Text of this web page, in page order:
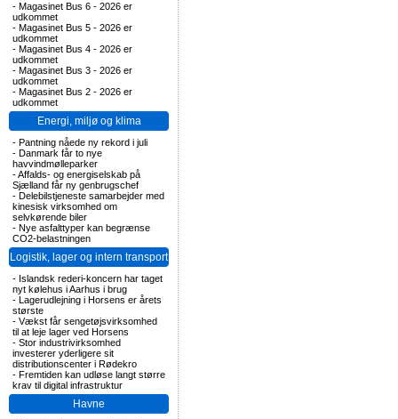
- Magasinet Bus 6 - 2026 er
udkommet
- Magasinet Bus 5 - 2026 er
udkommet
- Magasinet Bus 4 - 2026 er
udkommet
- Magasinet Bus 3 - 2026 er
udkommet
- Magasinet Bus 2 - 2026 er
udkommet
Energi, miljø og klima
- Pantning nåede ny rekord i juli
- Danmark får to nye
havvindmølleparker
-Affalds- og energiselskab på
Sjælland får ny genbrugschef
- Delebilstjeneste samarbejder med
kinesisk virksomhed om
selvkørende biler
- Nye asfalttyper kan begrænse
CO2-belastningen
Logistik, lager og intern transport
- Islandsk rederi-koncern har taget
nyt kølehus i Aarhus i brug
- Lagerudlejning i Horsens er årets
største
- Vækst får sengetøjsvirksomhed
til at leje lager ved Horsens
- Stor industrivirksomhed
investerer yderligere sit
distributionscenter i Rødekro
- Fremtiden kan udløse langt større
krav til digital infrastruktur
Havne